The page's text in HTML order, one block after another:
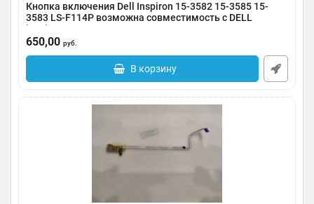
Кнопка включения Dell Inspiron 15-3582 15-3585 15-
3583 LS-F114P возможна совместимость с DELL
inspiron 15 5000 5570 5575
Артикул: 0117-000009
650,00 руб.
В корзину